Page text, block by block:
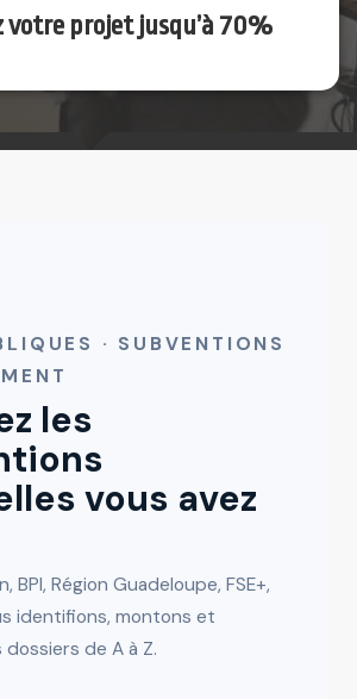
votre projet jusqu’à 70%
· SUBVENTIONS
les
vous avez
BPI, Région Guadeloupe, FSE+,
identifions, montons et
de A à Z.